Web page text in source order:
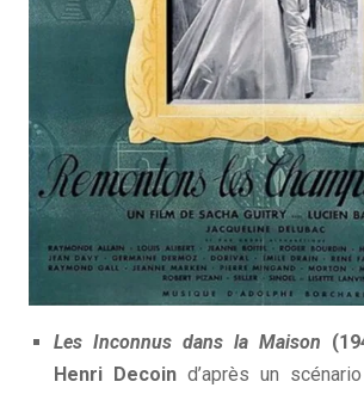
Les Inconnus dans la Maison
Henri Decoin d’après un scénario